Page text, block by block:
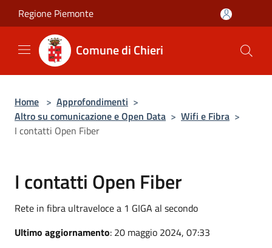
Salta al contenuto principale
Regione Piemonte
Comune di Chieri
Home > Approfondimenti >
Altro su comunicazione e Open Data > Wifi e Fibra >
I contatti Open Fiber
I contatti Open Fiber
Rete in fibra ultraveloce a 1 GIGA al secondo
Ultimo aggiornamento: 20 maggio 2024, 07:33